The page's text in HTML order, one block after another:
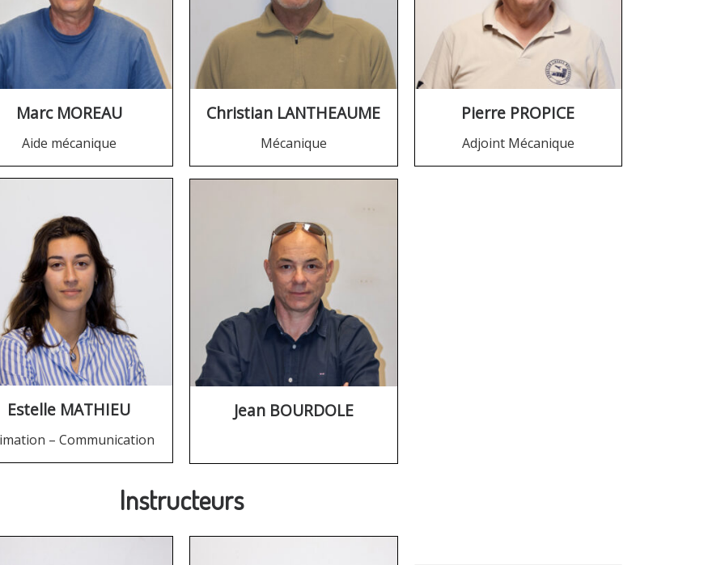
Marc MOREAU
Aide mécanique
Christian LANTHEAUME
Mécanique
Pierre PROPICE
Adjoint Mécanique
Estelle MATHIEU
– Communication
Jean BOURDOLE
Instructeurs